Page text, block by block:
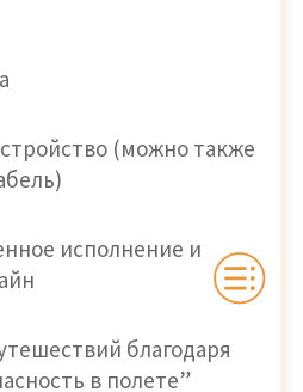
(можно также
исполнение и
благодаря
в полете”